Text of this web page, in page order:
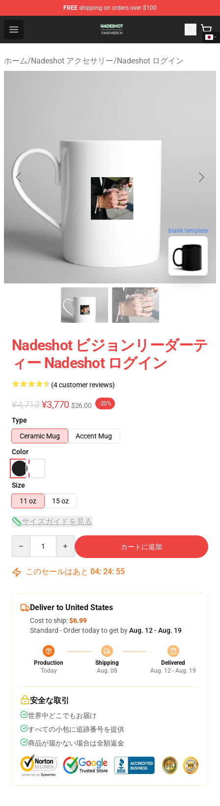
FREE shipping on orders over $100
Open menu
Nadeshot Shop - Official Nadeshot Merchandise Store
ホーム/Nadeshot アクセサリー/Nadeshot ログイン
blank template
Nadeshot ビジョンリーダーテ
ィー Nadeshot ログイン
(4 customer reviews)
¥4,713 ¥3,770 $26.00 -20%
Type
Ceramic Mug
Accent Mug
Color
Size
11 oz
15 oz
サイズガイドを見る
カートに追加
このセールはあと 04: 24: 54
Deliver to United States
Cost to ship:$6.99
Standard - Order today to get byAug. 12 - Aug. 19
Production
Today
Shipping
Aug. 08
Delivered
Aug. 12 - Aug. 19
安全な取引
世界中どこでもお届け
すべての小包に追跡番号を提供
商品が届かない場合は全額返金